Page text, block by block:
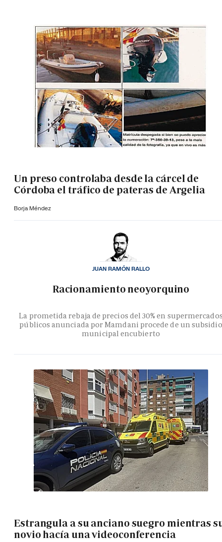
Un preso controlaba desde la cárcel de
Córdoba el tráfico de pateras de Argelia
Borja Méndez
Racionamiento neoyorquino
La prometida rebaja de precios del 30% en
públicos anunciada por Mamdani procede de un subsidio
municipal encubierto
JUAN RAMÓN RALLO
Estrangula a su anciano suegro mientras
novio hacía una videoconferencia